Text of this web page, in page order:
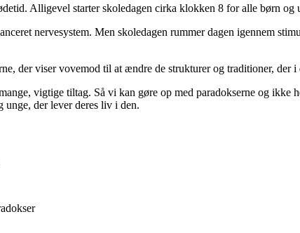
Alligevel starter skoledagen cirka klokken 8 for alle børn og
nervesystem. Men skoledagen rummer dagen igennem
der viser vovemod til at ændre de strukturer og traditioner,
vigtige tiltag. Så vi kan gøre op med paradokserne og ikke
unge, der lever deres liv i den.